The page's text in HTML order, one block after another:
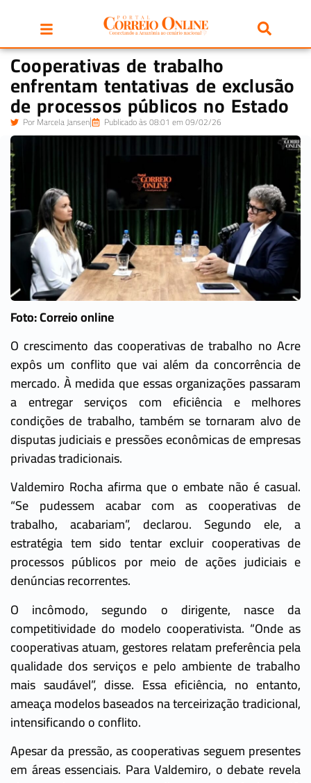
Cooperativas de trabalho
enfrentam tentativas de exclusão
de processos públicos no Estado
PorMarcela Jansen Publicado às 08:01 em 09/02/26
Foto: Correio online
O crescimento das cooperativas de trabalho no Acre
expôs um conflito que vai além da concorrência de
mercado. À medida que essas organizações passaram
a entregar serviços com eficiência e melhores
condições de trabalho, também se tornaram alvo de
disputas judiciais e pressões econômicas de empresas
privadas tradicionais.
Valdemiro Rocha afirma que o embate não é casual.
“Se pudessem acabar com as cooperativas de
trabalho, acabariam”, declarou. Segundo ele, a
estratégia tem sido tentar excluir cooperativas de
processos públicos por meio de ações judiciais e
denúncias recorrentes.
O incômodo, segundo o dirigente, nasce da
competitividade do modelo cooperativista. “Onde as
cooperativas atuam, gestores relatam preferência pela
qualidade dos serviços e pelo ambiente de trabalho
mais saudável”, disse. Essa eficiência, no entanto,
ameaça modelos baseados na terceirização tradicional,
intensificando o conflito.
Apesar da pressão, as cooperativas seguem presentes
em áreas essenciais. Para Valdemiro, o debate revela